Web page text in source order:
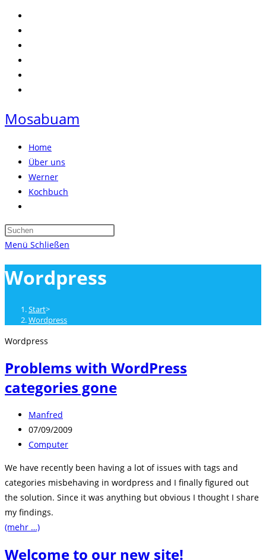
Zum
Inhalt
springen
Mosabuam
Home
Über uns
Werner
Kochbuch
umschalten
Press
Menü Schließen
Wordpress
Start>
Wordpress
Wordpress
Problems with WordPress
categories gone
Beitrags-
Autor:
Manfred
Beitrag
veröffentlicht:
07/09/2009
Beitrags-
Computer
We have recently been having a lot of issues with tags and
categories misbehaving in wordpress and I finally figured out
the solution. Since it was anything but obvious I thought I share
my findings.
(mehr …)
Welcome to our new site!